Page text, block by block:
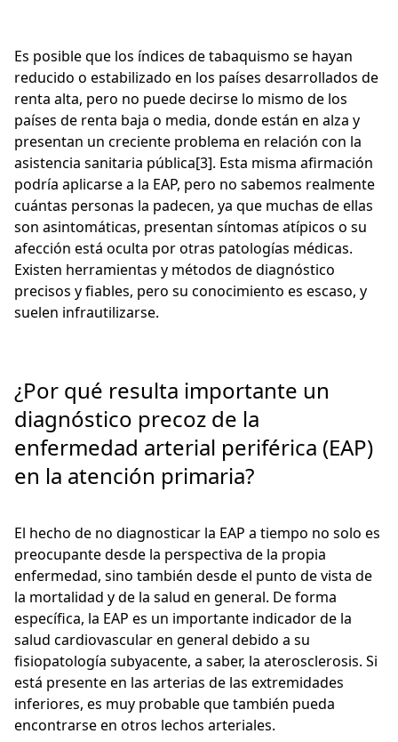
Es posible que los índices de tabaquismo se hayan
reducido o estabilizado en los países desarrollados de
renta alta, pero no puede decirse lo mismo de los
países de renta baja o media, donde están en alza y
presentan un creciente problema en relación con la
asistencia sanitaria pública[3]. Esta misma afirmación
podría aplicarse a la EAP, pero no sabemos realmente
cuántas personas la padecen, ya que muchas de ellas
son asintomáticas, presentan síntomas atípicos o su
afección está oculta por otras patologías médicas.
Existen herramientas y métodos de diagnóstico
precisos y fiables, pero su conocimiento es escaso, y
suelen infrautilizarse.
¿Por qué resulta importante un
diagnóstico precoz de la
enfermedad arterial periférica (EAP)
en la atención primaria?
El hecho de no diagnosticar la EAP a tiempo no solo es
preocupante desde la perspectiva de la propia
enfermedad, sino también desde el punto de vista de
la mortalidad y de la salud en general. De forma
específica, la EAP es un importante indicador de la
salud cardiovascular en general debido a su
fisiopatología subyacente, a saber, la aterosclerosis. Si
está presente en las arterias de las extremidades
inferiores, es muy probable que también pueda
encontrarse en otros lechos arteriales.